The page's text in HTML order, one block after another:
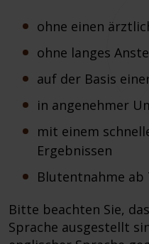
ohne einen
ohne langes
auf der Basis
in angenehmer
mit einem
Ergebnissen
Blutentnahme ab
Bitte beachten Sie,
Sprache ausgestellt